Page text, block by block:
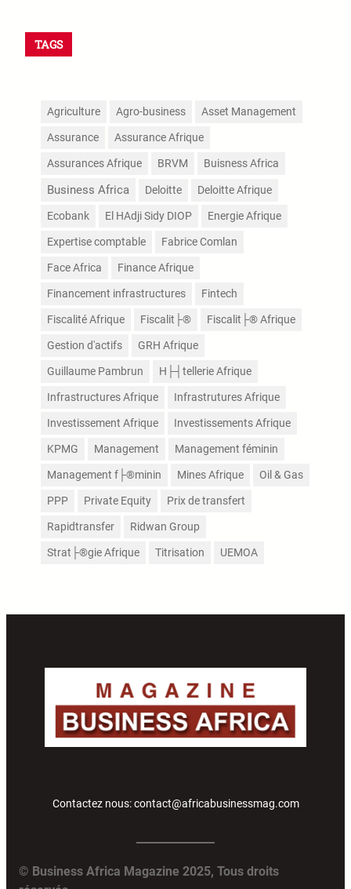
TAGS
Agriculture Agro-business Asset Management
Assurance Assurance Afrique
Assurances Afrique BRVM Buisness Africa
Business Africa Deloitte Deloitte Afrique
Ecobank El HAdji Sidy DIOP Energie Afrique
Expertise comptable Fabrice Comlan
Face Africa Finance Afrique
Financement infrastructures Fintech
Fiscalité Afrique Fiscalit├® Fiscalit├® Afrique
Gestion d'actifs GRH Afrique
Guillaume Pambrun H├┤tellerie Afrique
Infrastructures Afrique Infrastrutures Afrique
Investissement Afrique Investissements Afrique
KPMG Management Management féminin
Management f├®minin Mines Afrique Oil & Gas
PPP Private Equity Prix de transfert
Rapidtransfer Ridwan Group
Strat├®gie Afrique Titrisation UEMOA
Contactez nous: contact@africabusinessmag.com
© Business Africa Magazine 2025, Tous droits